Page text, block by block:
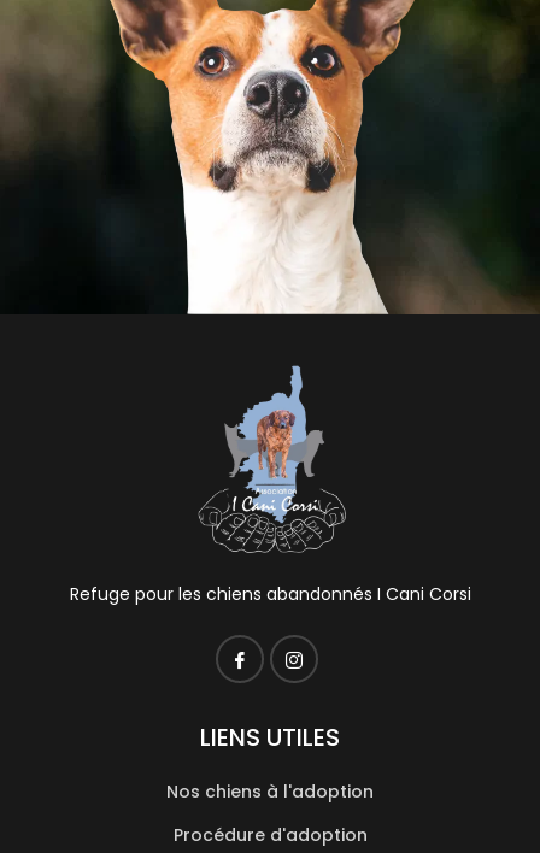
Refuge pour les chiens abandonnés I Cani Corsi
LIENS UTILES
Nos chiens à l'adoption
Procédure d'adoption